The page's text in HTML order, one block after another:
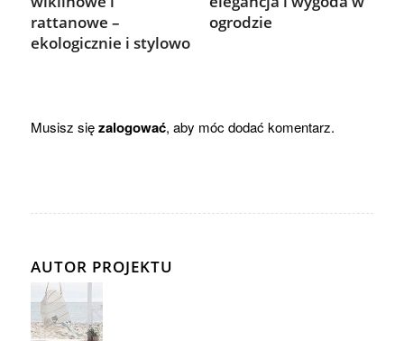
rattanowe –
ekologicznie i stylowo
ogrodzie
Musisz sięzalogować, aby móc dodać komentarz.
AUTOR PROJEKTU